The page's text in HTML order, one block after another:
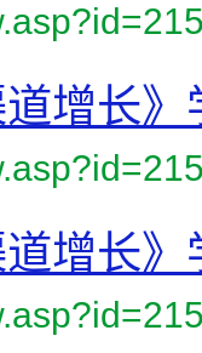
道增长
道增长